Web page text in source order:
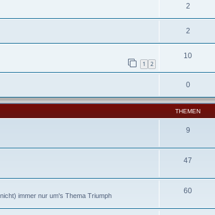
2
2
1 2
10
0
THEMEN
9
47
immer nur um's Thema Triumph
60